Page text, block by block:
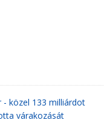
közel 133 milliárdot
várakozását